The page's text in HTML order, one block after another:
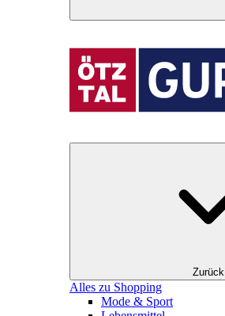
Zurück
Alles zu Shopping
Mode & Sport